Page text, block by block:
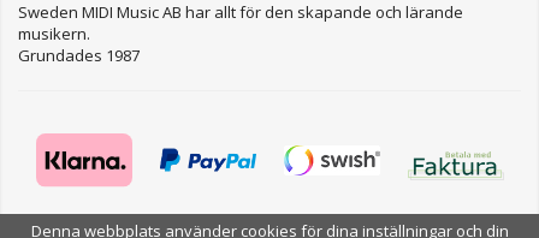
Sweden MIDI Music AB har allt för den skapande och lärande
musikern.
Grundades 1987
Denna webbplats använder cookies för dina inställningar och din